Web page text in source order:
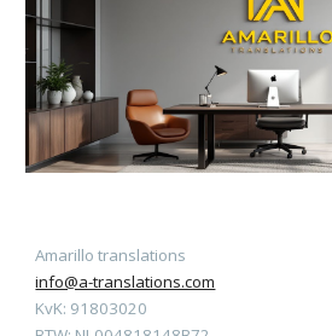
Amarillo translations
info@a-translations.com
KvK: 91803020